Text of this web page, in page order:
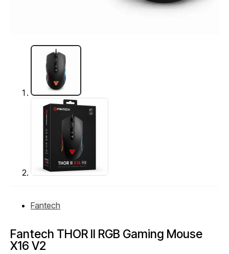
Fantech
Fantech THOR II RGB Gaming Mouse
X16 V2